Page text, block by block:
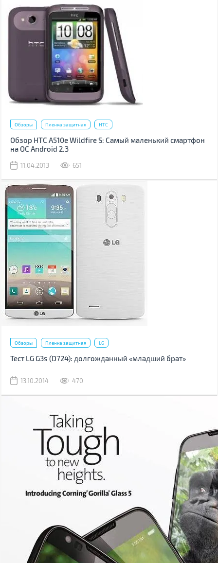
Обзоры Пленка защитная HTC
Обзор HTC A510e Wildfire S: Самый маленький смартфон
на ОС Android 2.3
11.04.2013 651
Обзоры Пленка защитная LG
Тест LG G3s (D724): долгожданный «младший брат»
13.10.2014 470